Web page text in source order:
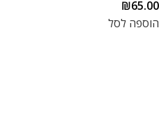
₪65.00
הוספה לסל